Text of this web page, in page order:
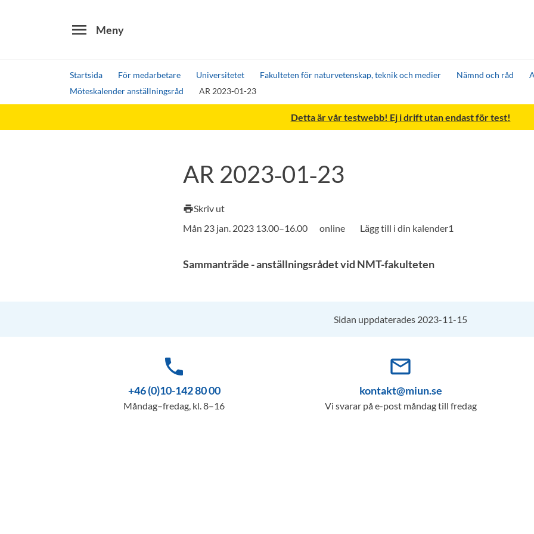
menu Meny
Startsida För medarbetare Universitetet Fakulteten för naturvetenskap, teknik och medier Nämnd och råd
Möteskalender anställningsråd
AR 2023-01-23
Detta är vår testwebb! Ej i drift utan endast för test!
AR 2023‑01‑23
printSkriv ut
Mån 23 jan. 2023 13.00–16.00
online
Sammanträde - anställningsrådet vid NMT-fakulteten
Sidan uppdaterades 2023-11-15
phone
+46 (0)10-142 80 00
Måndag–fredag, kl. 8–16
mail_outline
kontakt@miun.se
Vi svarar på e-post måndag till fredag